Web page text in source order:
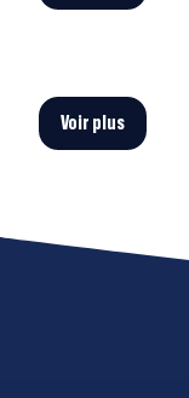
Voir plus